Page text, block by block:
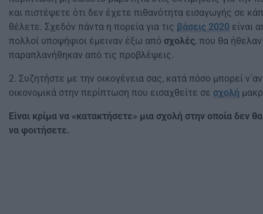
και πιστέψετε ότι δεν έχετε πιθανότητα εισαγωγής σε
θέλετε. Σχεδόν πάντα η πορεία για τις βάσεις 2020 είναι
πολλοί υποψήφιοι έμειναν έξω από σχολές, που θα ήθελαν
παραπλανήθηκαν από τις προβλέψεις.
2. Συζητήστε με την οικογένεια σας, κατά πόσο μπορεί
οικονομικά στην περίπτωση που εισαχθείτε σε σχολή
Είναι κρίμα να «κατακτήσετε» μια σχολή στην οποία δεν
να φοιτήσετε.